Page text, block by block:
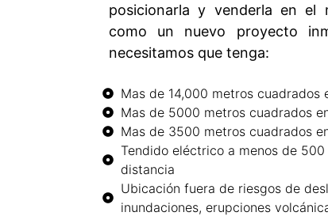
posicionarla y venderla en el
como un nuevo proyecto
necesitamos que tenga:
Mas de 14,000 metros cuadrados
Mas de 5000 metros cuadrados
Mas de 3500 metros cuadrados
Tendido eléctrico a menos de
distancia
Ubicación fuera de riesgos de
inundaciones, erupciones